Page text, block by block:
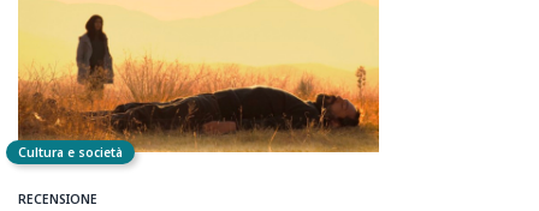
Cultura e società
RECENSIONE